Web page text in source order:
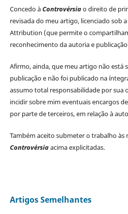
Concedo àControvérsiao direito de
revisada do meu artigo, licenciado sob
Attribution (que permite o
reconhecimento da autoria e
Afirmo, ainda, que meu artigo não está
publicação e não foi publicado na
assumo total responsabilidade por sua
incidir sobre mim eventuais encargos
por parte de terceiros, em relação à
Também aceito submeter o trabalho às
Controvérsiaacima explicitadas.
Artigos Semelhantes